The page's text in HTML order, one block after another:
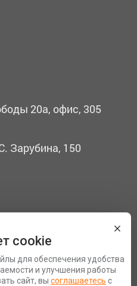
20а, офис, 305
Зарубина, 150
данных
cookie
для обеспечения удобства
и улучшения работы
сайт, вы соглашаетесь с